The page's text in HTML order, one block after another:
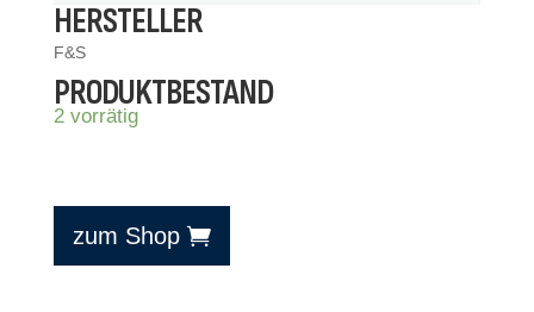
HERSTELLER
F&S
PRODUKTBESTAND
2 vorrätig
zum Shop